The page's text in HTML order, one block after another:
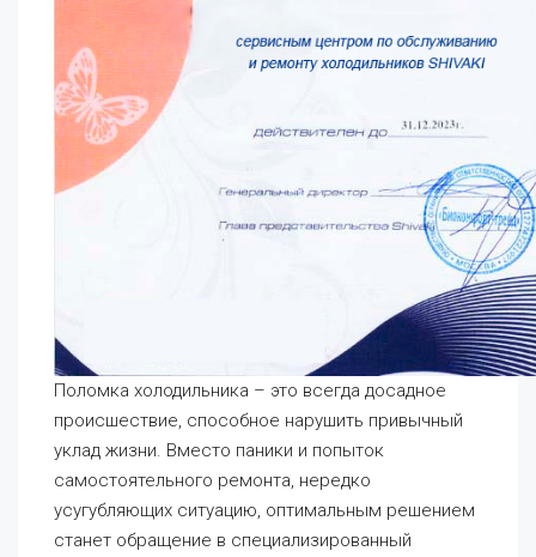
Поломка холодильника – это всегда досадное
происшествие, способное нарушить привычный
уклад жизни. Вместо паники и попыток
самостоятельного ремонта, нередко
усугубляющих ситуацию, оптимальным решением
станет обращение в специализированный